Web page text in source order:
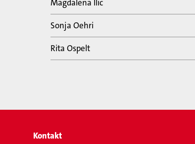
Magdalena Ilic
Sonja Oehri
Rita Ospelt
Kontakt